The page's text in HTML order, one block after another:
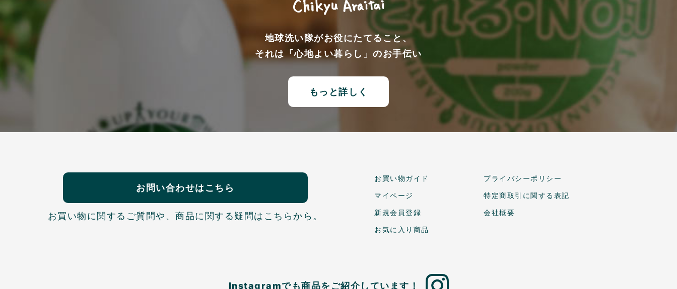
地球洗い隊がお役にたてること、
それは「心地よい暮らし」のお手伝い
もっと詳しく
お問い合わせはこちら
お買い物に関するご質問や、商品に関する疑問はこちらから。
お買い物ガイド
マイページ
新規会員登録
お気に入り商品
プライバシーポリシー
特定商取引に関する表記
会社概要
Instagramでも商品を ご紹介しています！